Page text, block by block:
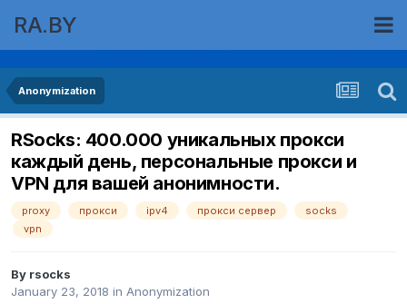
RA.BY
Anonymization
RSocks: 400.000 уникальных прокси
каждый день, персональные прокси и
VPN для вашей анонимности.
proxy прокси ipv4 прокси сервер
socks
vpn
By rsocks
January 23, 2018 in Anonymization